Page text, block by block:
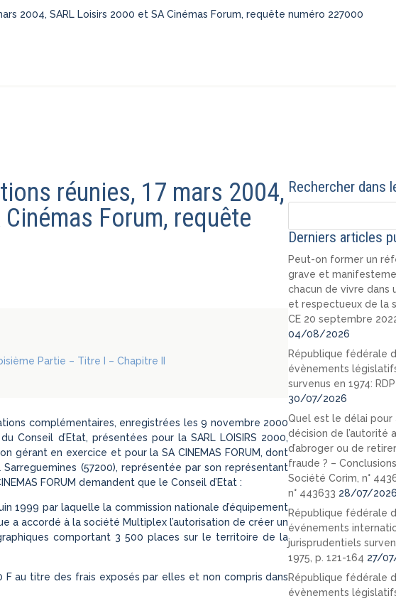
2004, SARL Loisirs 2000 et SA Cinémas Forum, requête numéro 227000
réunies, 17 mars 2004,
Forum, requête
Partie – Titre I – Chapitre II
complémentaires, enregistrées les 9 novembre 2000
Conseil d’Etat, présentées pour la SARL LOISIRS 2000,
gérant en exercice et pour la SA CINEMAS FORUM, dont
(57200), représentée par son représentant
FORUM demandent que le Conseil d’Etat :
1999 par laquelle la commission nationale d’équipement
a accordé à la société Multiplex l’autorisation de créer un
comportant 3 500 places sur le territoire de la
F au titre des frais exposés par elles et non compris dans
Rechercher dans
Derniers articles
Peut-on former un
grave et
chacun de vivre dans
et respectueux de la
CE 20 septembre
04/08/2026
République fédérale
évènements
survenus en 1974:
30/07/2026
Quel est le délai pour
décision de l’autorité
d’abroger ou de
fraude ? –
Société Corim, n°
n° 443633 28/07/2026
République fédérale
événements
jurisprudentiels
1975, p. 121-164 27/
République fédérale
évènements